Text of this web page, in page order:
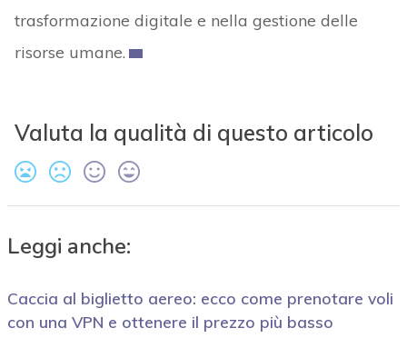
trasformazione digitale e nella gestione delle
risorse umane.
Valuta la qualità di questo articolo
Leggi anche:
Caccia al biglietto aereo: ecco come prenotare voli
con una VPN e ottenere il prezzo più basso